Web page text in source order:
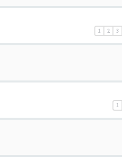
1 2 3
1